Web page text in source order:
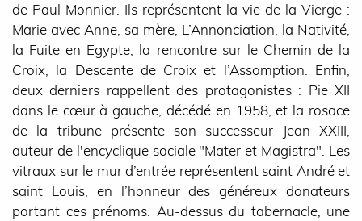
de Paul Monnier. Ils représentent la vie de la Vierge :
Marie avec Anne, sa mère, L’Annonciation, la Nativité,
la Fuite en Egypte, la rencontre sur le Chemin de la
Croix, la Descente de Croix et l’Assomption. Enfin,
deux derniers rappellent des protagonistes : Pie XII
dans le cœur à gauche, décédé en 1958, et la rosace
de la tribune présente son successeur Jean XXIII,
auteur de l'encyclique sociale "Mater et Magistra". Les
vitraux sur le mur d’entrée représentent saint André et
saint Louis, en l’honneur des généreux donateurs
portant ces prénoms. Au-dessus du tabernacle, une